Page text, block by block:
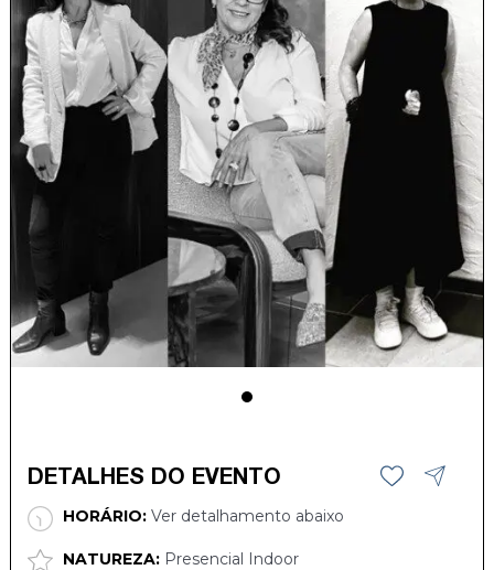
DETALHES DO EVENTO
HORÁRIO:Ver detalhamento abaixo
NATUREZA:Presencial Indoor